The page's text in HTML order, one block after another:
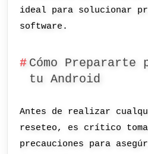
ideal para solucionar
software.
Cómo Prepararte
tu Android
Antes de realizar
reseteo, es crítico
precauciones para